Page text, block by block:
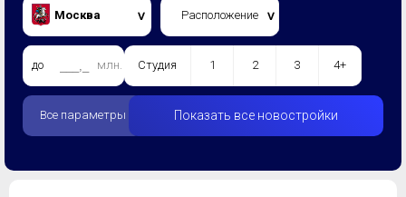
Москва Расположение
до млн. Студия 1 2 3 4+
Все параметры Показать все новостройки